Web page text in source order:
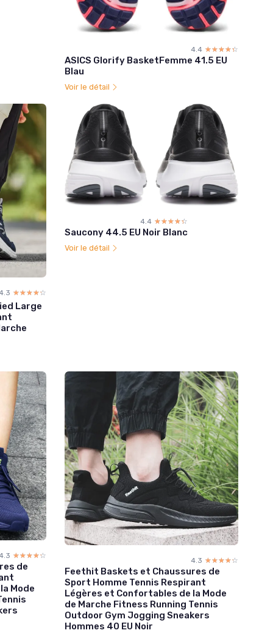
4.4 ☆☆☆☆☆
★★★★★
ASICS Glorify BasketFemme 41.5 EU
Blau
Voir le détail
☆☆☆☆☆
★★★★★
Large
4.4 ☆☆☆☆☆
★★★★★
Saucony 44.5 EU Noir Blanc
Voir le détail
☆☆☆☆☆
★★★★★
de
Mode
4.3 ☆☆☆☆☆
★★★★★
Feethit Baskets et Chaussures de
Sport Homme Tennis Respirant
Légères et Confortables de la Mode
de Marche Fitness Running Tennis
Outdoor Gym Jogging Sneakers
Hommes 40 EU Noir